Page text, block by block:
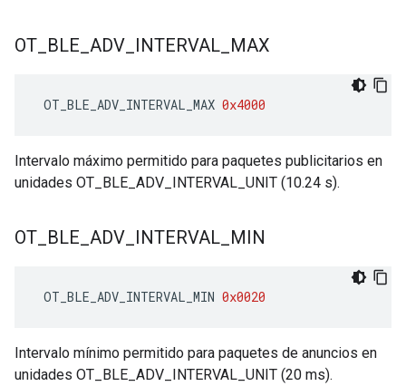
OT BLE ADV INTERVAL MAX
OT_BLE_ADV_INTERVAL_MAX 0x4000
Intervalo máximo permitido para paquetes publicitarios en
unidades OT_BLE_ADV_INTERVAL_UNIT (10.24 s).
OT BLE ADV INTERVAL MIN
OT_BLE_ADV_INTERVAL_MIN 0x0020
Intervalo mínimo permitido para paquetes de anuncios en
unidades OT_BLE_ADV_INTERVAL_UNIT (20 ms).